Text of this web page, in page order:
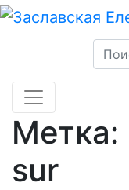
Skip
Метка:
sur